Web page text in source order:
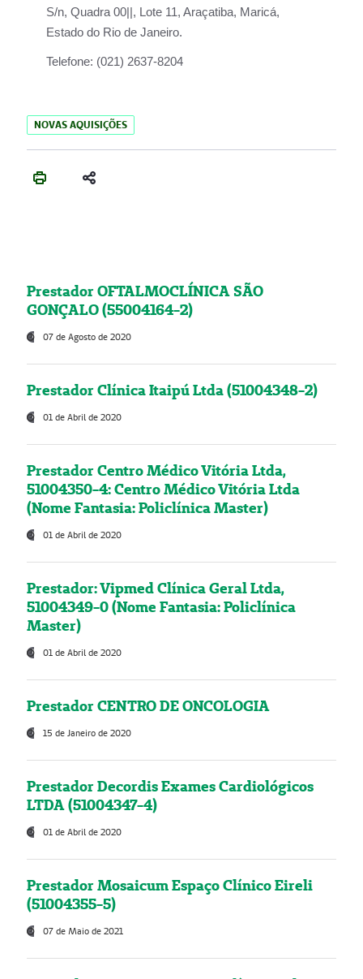
S/n, Quadra 00||, Lote 11, Araçatiba, Maricá,
Estado do Rio de Janeiro.
Telefone: (021) 2637-8204
NOVAS AQUISIÇÕES
Prestador OFTALMOCLÍNICA SÃO
GONÇALO (55004164-2)
07 de Agosto de 2020
Prestador Clínica Itaipú Ltda (51004348-2)
01 de Abril de 2020
Prestador Centro Médico Vitória Ltda,
51004350-4: Centro Médico Vitória Ltda
(Nome Fantasia: Policlínica Master)
01 de Abril de 2020
Prestador: Vipmed Clínica Geral Ltda,
51004349-0 (Nome Fantasia: Policlínica
Master)
01 de Abril de 2020
Prestador CENTRO DE ONCOLOGIA
15 de Janeiro de 2020
Prestador Decordis Exames Cardiológicos
LTDA (51004347-4)
01 de Abril de 2020
Prestador Mosaicum Espaço Clínico Eireli
(51004355-5)
07 de Maio de 2021